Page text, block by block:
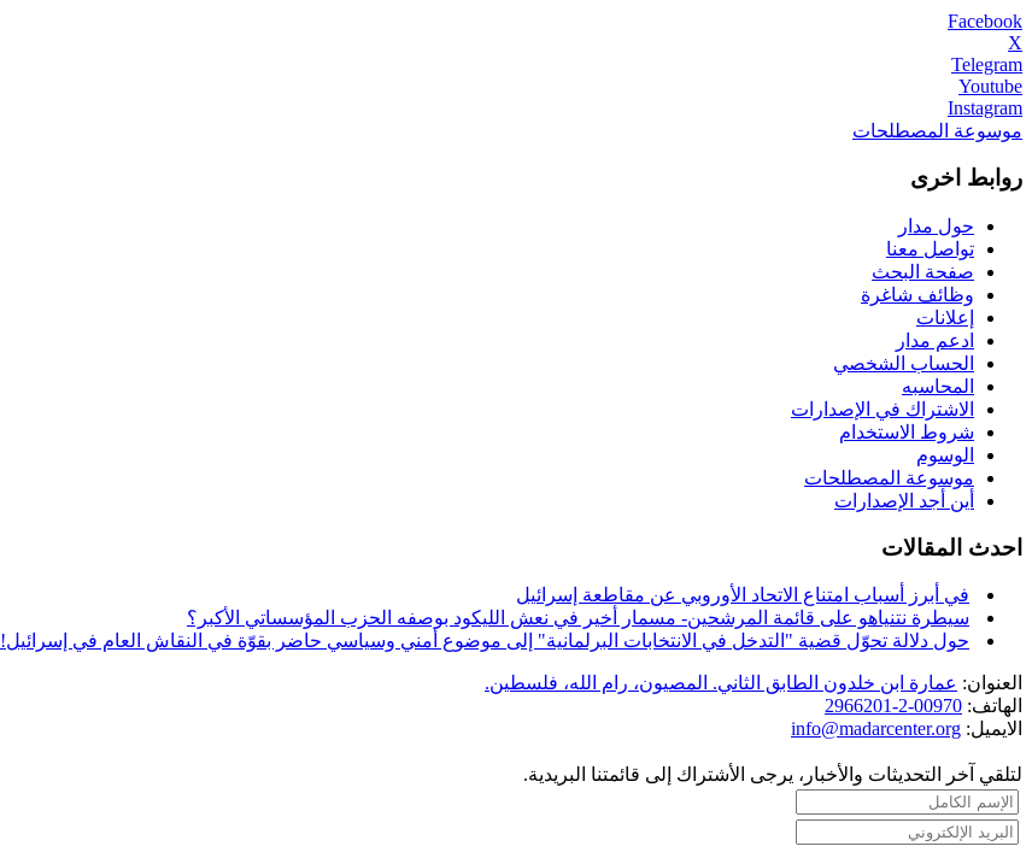
Facebook
X
Telegram
Youtube
Instagram
موسوعة المصطلحات
روابط اخرى
حول مدار
تواصل معنا
صفحة البحث
وظائف شاغرة
إعلانات
ادعم مدار
الحساب الشخصي
المحاسبه
الاشتراك في الإصدارات
شروط الاستخدام
الوسوم
موسوعة المصطلحات
أين أجد الإصدارات
احدث المقالات
في أبرز أسباب امتناع الاتحاد الأوروبي عن مقاطعة إسرائيل
سيطرة نتنياهو على قائمة المرشحين- مسمار أخير في نعش الليكود بوصفه الحزب المؤسساتي الأكبر؟
حول دلالة تحوّل قضية "التدخل في الانتخابات البرلمانية" إلى موضوع أمني وسياسي حاضر بقوّة في النقاش العام في إسرائيل!
العنوان: عمارة ابن خلدون الطابق الثاني. المصيون، رام الله، فلسطين.
الهاتف: 00970-2-2966201
الايميل: info@madarcenter.org
لتلقي آخر التحديثات والأخبار، يرجى الأشتراك إلى قائمتنا البريدية.